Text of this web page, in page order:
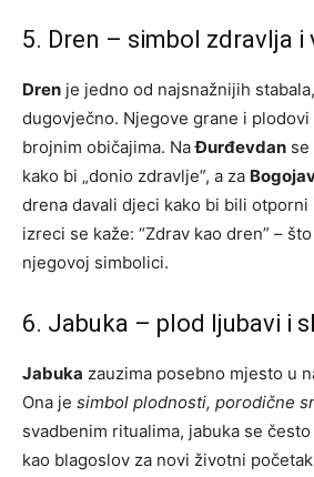
5. Dren – simbol zdravlja
Dren je jedno od najsnažnijih
dugovječno. Njegove grane i plodovi
brojnim običajima. NaĐurđevdan se
kako bi „donio zdravlje”, a za
drena davali djeci kako bi bili otporni
izreci se kaže: “Zdrav kao dren” –
njegovoj simbolici.
6. Jabuka – plod ljubavi i
Jabuka zauzima posebno mjesto u
Ona je simbol plodnosti, porodične
svadbenim ritualima, jabuka se
kao blagoslov za novi životni